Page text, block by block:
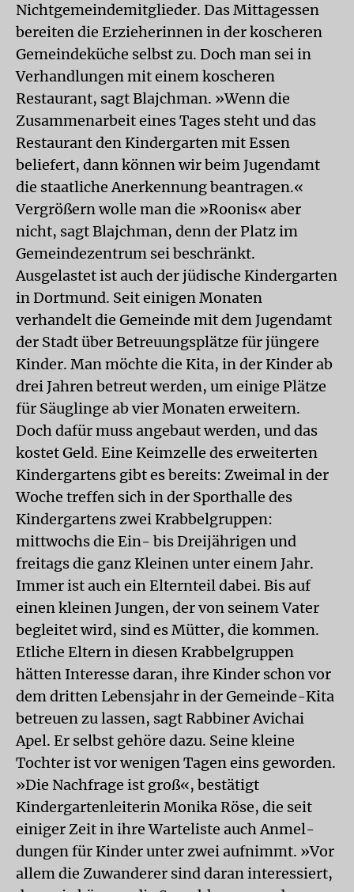
Nichtgemeindemitglieder. Das Mittagessen
bereiten die Erzieherinnen in der koscheren
Gemeindeküche selbst zu. Doch man sei in
Verhandlungen mit einem koscheren
Restaurant, sagt Blajchman. »Wenn die
Zusammenarbeit eines Tages steht und das
Restaurant den Kindergarten mit Essen
beliefert, dann können wir beim Jugendamt
die staatliche Anerkennung beantragen.«
Vergrößern wolle man die »Roonis« aber
nicht, sagt Blajchman, denn der Platz im
Gemeindezentrum sei beschränkt.
Ausgelastet ist auch der jüdische Kindergarten
in Dortmund. Seit einigen Monaten
verhandelt die Gemeinde mit dem Jugendamt
der Stadt über Betreuungsplätze für jüngere
Kinder. Man möchte die Kita, in der Kinder ab
drei Jahren betreut werden, um einige Plätze
für Säuglinge ab vier Monaten erweitern.
Doch dafür muss angebaut werden, und das
kostet Geld. Eine Keimzelle des erweiterten
Kindergartens gibt es bereits: Zweimal in der
Woche treffen sich in der Sporthalle des
Kindergartens zwei Krabbelgruppen:
mittwochs die Ein- bis Dreijährigen und
freitags die ganz Kleinen unter einem Jahr.
Immer ist auch ein Elternteil dabei. Bis auf
einen kleinen Jungen, der von seinem Vater
begleitet wird, sind es Mütter, die kommen.
Etliche Eltern in diesen Krabbelgruppen
hätten Interesse daran, ihre Kinder schon vor
dem dritten Lebensjahr in der Gemeinde-Kita
betreuen zu lassen, sagt Rabbiner Avichai
Apel. Er selbst gehöre dazu. Seine kleine
Tochter ist vor wenigen Tagen eins geworden.
»Die Nachfrage ist groß«, bestätigt
Kindergartenleiterin Monika Röse, die seit
einiger Zeit in ihre Warteliste auch Anmel-
dungen für Kinder unter zwei aufnimmt. »Vor
allem die Zuwanderer sind daran interessiert,